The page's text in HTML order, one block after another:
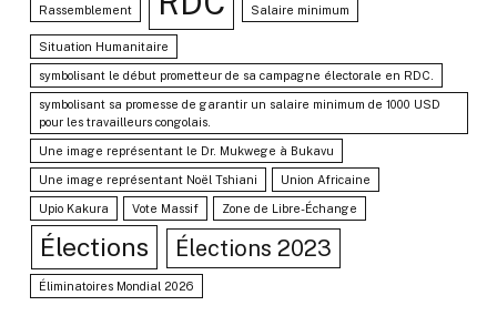
Rassemblement Salaire minimum
Situation Humanitaire
symbolisant le début prometteur de sa campagne électorale en RDC.
symbolisant sa promesse de garantir un salaire minimum de 1000 USD
pour les travailleurs congolais.
Une image représentant le Dr. Mukwege à Bukavu
Une image représentant Noël Tshiani Union Africaine
Upio Kakura Vote Massif Zone de Libre-Échange
Élections Élections 2023
Éliminatoires Mondial 2026